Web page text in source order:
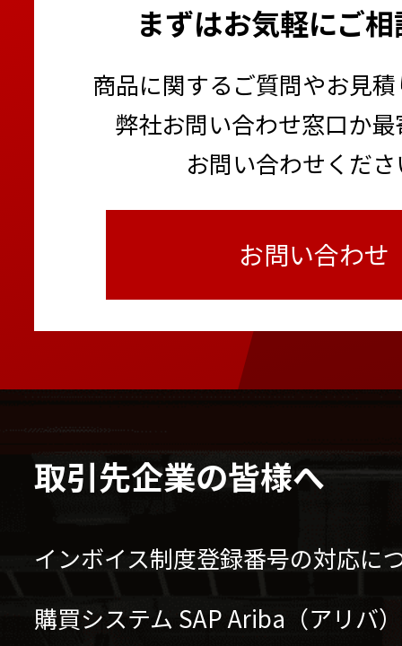
まずはお気軽にご
商品に関するご質問やお見
弊社お問い合わせ窓口か
お問い合わせくだ
お問い合わせ
取引先企業の皆様へ
インボイス制度登録番号の対応に
購買システム SAP Ariba（アリバ